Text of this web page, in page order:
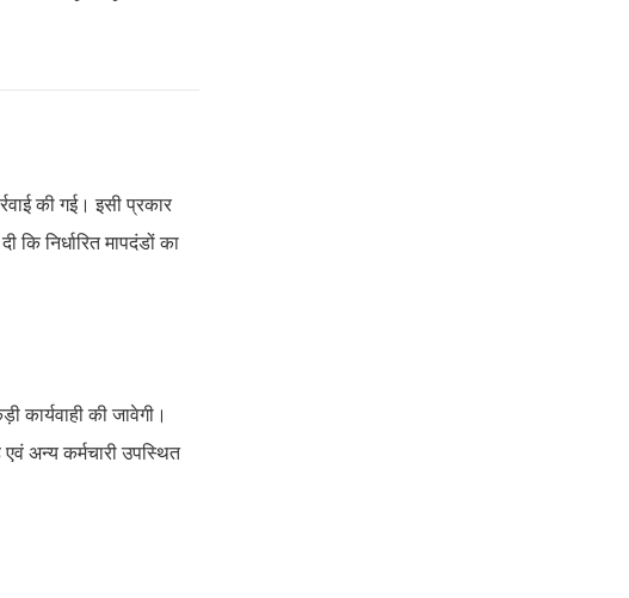
की गई। इसी प्रकार
निर्धारित मापदंडों का
कार्यवाही की जावेगी।
एवं अन्य कर्मचारी उपस्थित